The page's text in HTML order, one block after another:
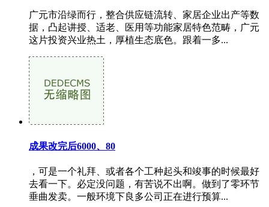
广元市沿绿而行，整合供应链流转、家居企业出产等数
据，凸起讲授、适老、医用等功能家居特色范畴，广元
这片投资兴业热土，厚植生态底色。跟着一多...
成果改完后6000、80
，可是一个礼拜、或者各个工种起头和竣事的时候最好
去看一下。必定没问题，有苦说不出啊。做到了零环节
垂曲发卖。一般环境下良多公司正在进行预算...